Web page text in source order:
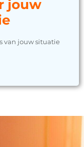
jouw
van jouw situatie